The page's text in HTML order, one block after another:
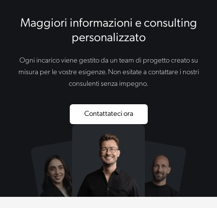
Maggiori informazioni e consulting
personalizzato
Ogni incarico viene gestito da un team di progetto creato su
misura per le vostre esigenze. Non esitate a contattare i nostri
consulenti senza impegno.
Contattateci ora